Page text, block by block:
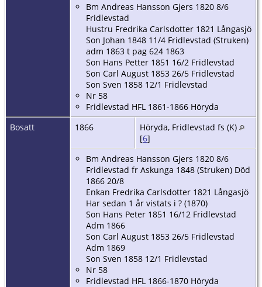
Bm Andreas Hansson Gjers 1820 8/6
Fridlevstad
Hustru Fredrika Carlsdotter 1821 Långasjö
Son Johan 1848 11/4 Fridlevstad (Struken)
adm 1863 t pag 624 1863
Son Hans Petter 1851 16/2 Fridlevstad
Son Carl August 1853 26/5 Fridlevstad
Son Sven 1858 12/1 Fridlevstad
Nr 58
Fridlevstad HFL 1861-1866 Höryda
Bosatt
1866
Höryda, Fridlevstad fs (K)
[6]
Bm Andreas Hansson Gjers 1820 8/6
Fridlevstad fr Askunga 1848 (Struken) Död
1866 20/8
Enkan Fredrika Carlsdotter 1821 Långasjö
Har sedan 1 år vistats i ? (1870)
Son Hans Peter 1851 16/12 Fridlevstad
Adm 1866
Son Carl August 1853 26/5 Fridlevstad
Adm 1869
Son Sven 1858 12/1 Fridlevstad
Nr 58
Fridlevstad HFL 1866-1870 Höryda